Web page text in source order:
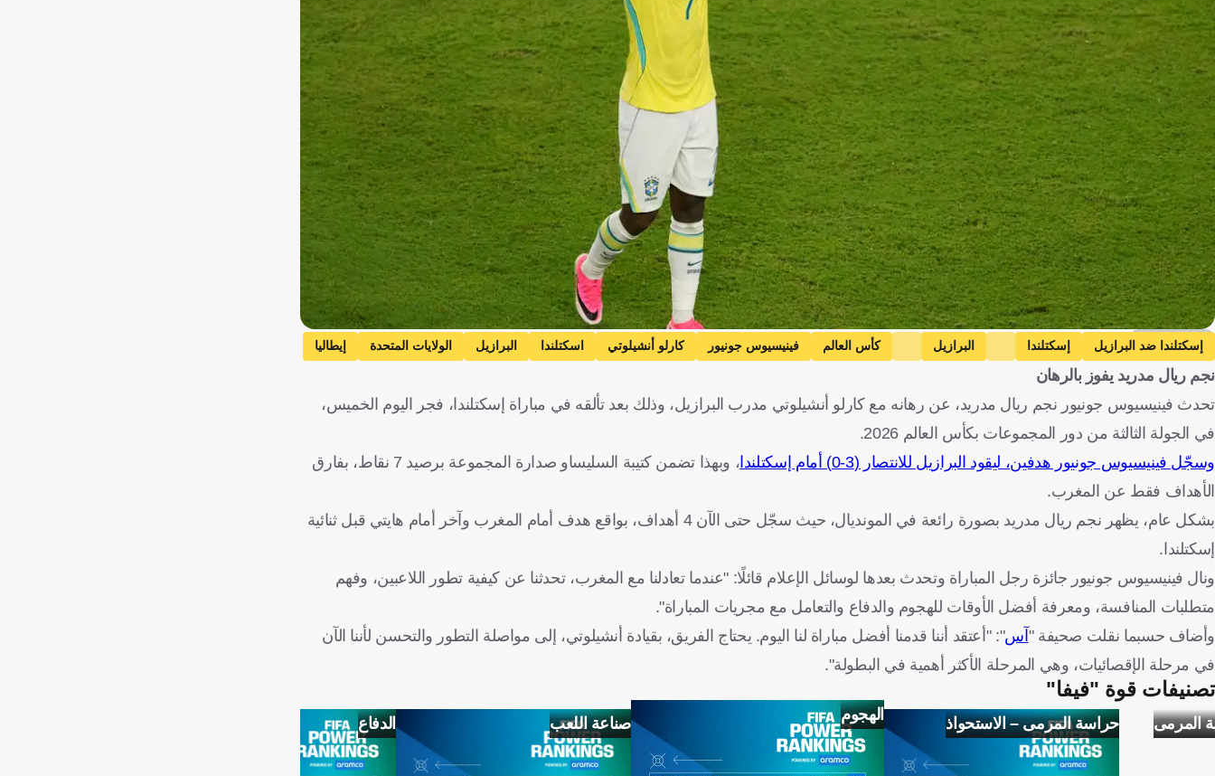
Getty Images
إسكتلندا ضد البرازيل إسكتلندا البرازيل كأس العالم فينيسيوس جونيور كارلو أنشيلوتي اسكتلندا البرازيل الولايات المتحدة
إيطاليا
كرة قدم
نجم ريال مدريد يفوز بالرهان
تحدث فينيسيوس جونيور نجم ريال مدريد، عن رهانه مع كارلو أنشيلوتي مدرب البرازيل، وذلك بعد تألقه في مباراة إسكتلندا، فجر اليوم الخميس،
في الجولة الثالثة من دور المجموعات بكأس العالم 2026.
وسجّل فينيسيوس جونيور هدفين، ليقود البرازيل للانتصار (3-0) أمام إسكتلندا
، وبهذا تضمن كتيبة السليساو صدارة المجموعة برصيد 7 نقاط، بفارق
الأهداف فقط عن المغرب.
بشكل عام، يظهر نجم ريال مدريد بصورة رائعة في المونديال، حيث سجّل حتى الآن 4 أهداف، بواقع هدف أمام المغرب وآخر أمام هايتي قبل ثنائية
إسكتلندا.
ونال فينيسيوس جونيور جائزة رجل المباراة وتحدث بعدها لوسائل الإعلام قائلًا: "عندما تعادلنا مع المغرب، تحدثنا عن كيفية تطور اللاعبين، وفهم
متطلبات المنافسة، ومعرفة أفضل الأوقات للهجوم والدفاع والتعامل مع مجريات المباراة".
وأضاف حسبما نقلت صحيفة "آس": "أعتقد أننا قدمنا ​​أفضل مباراة لنا اليوم. يحتاج الفريق، بقيادة أنشيلوتي، إلى مواصلة التطور والتحسن لأننا الآن
في مرحلة الإقصائيات، وهي المرحلة الأكثر أهمية في البطولة".
تصنيفات قوة "فيفا"
المرمى حراسة المرمى – الاستحواذ الهجوم صناعة اللعب الدفاع